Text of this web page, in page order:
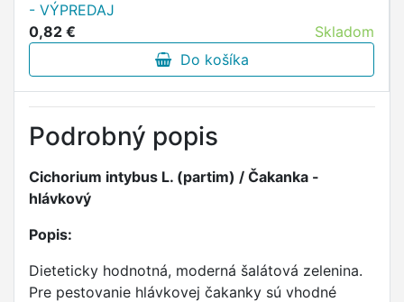
- VÝPREDAJ
0,82 €
Skladom
Do košíka
Podrobný popis
Cichorium intybus L. (partim) / Čakanka -
hlávkový
Popis:
Dieteticky hodnotná, moderná šalátová zelenina.
Pre pestovanie hlávkovej čakanky sú vhodné